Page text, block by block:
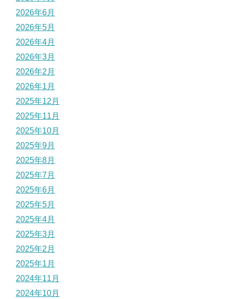
2026年6月
2026年5月
2026年4月
2026年3月
2026年2月
2026年1月
2025年12月
2025年11月
2025年10月
2025年9月
2025年8月
2025年7月
2025年6月
2025年5月
2025年4月
2025年3月
2025年2月
2025年1月
2024年11月
2024年10月